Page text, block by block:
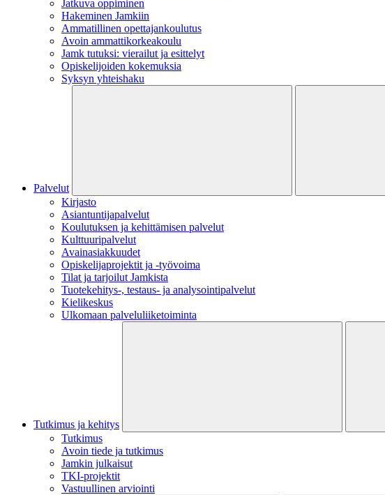
Jatkuva oppiminen
Hakeminen Jamkiin
Ammatillinen opettajankoulutus
Avoin ammattikorkeakoulu
Jamk tutuksi: vierailut ja esittelyt
Opiskelijoiden kokemuksia
Syksyn yhteishaku
Palvelut
Kirjasto
Asiantuntijapalvelut
Koulutuksen ja kehittämisen palvelut
Kulttuuripalvelut
Avainasiakkuudet
Opiskelijaprojektit​ ja -työvoima
Tilat ja tarjoilut Jamkista
Tuotekehitys-, testaus- ja analysointipalvelut
Kielikeskus
Ulkomaan palveluliiketoiminta
Tutkimus ja kehitys
Tutkimus
Avoin tiede ja tutkimus
Jamkin julkaisut
TKI-projektit
Vastuullinen arviointi